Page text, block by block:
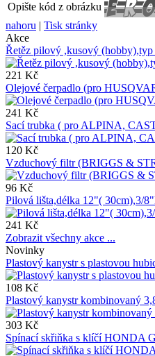
Opište kód z obrázku
nahoru | Tisk stránky
Akce
Řetěz pilový ,kusový
221 Kč
Olejové čerpadlo (pro
241 Kč
Sací trubka ( pro ALPINA,
120 Kč
Vzduchový filtr (BRIGGS &
96 Kč
Pilová lišta,délka 12"( 30cm),3/
241 Kč
Zobrazit všechny akce ...
Novinky
Plastový kanystr s plastovou
108 Kč
Plastový kanystr kombinovaný
303 Kč
Spínací skřiňka s klíčí HONDA